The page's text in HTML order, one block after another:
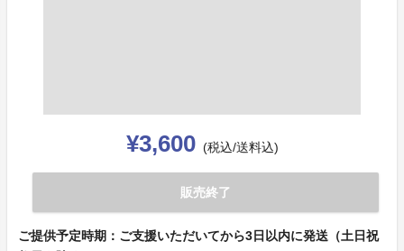
¥3,600 (税込/送料込)
販売終了
ご提供予定時期：ご支援いただいてから3日以内に発送（土日祝